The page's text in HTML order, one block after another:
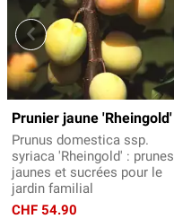
Prunier jaune 'Rheingold'
Prunus domestica ssp.
syriaca 'Rheingold' : prunes
jaunes et sucrées pour le
jardin familial
CHF 54.90